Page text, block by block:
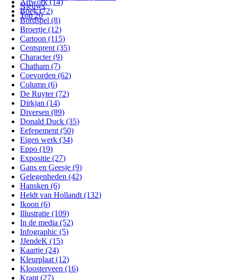
Nieuws
Top 20
Artwork (14)
Boek (72)
Bordspel (8)
Broertje (12)
Cartoon (115)
Centsprent (35)
Character (9)
Chatham (7)
Coevorden (62)
Column (6)
De Ruyter (72)
Dirkjan (14)
Diversen (89)
Donald Duck (35)
Eefenement (50)
Eigen werk (34)
Eppo (19)
Expositie (27)
Gans en Geesje (9)
Gelegenheden (42)
Hansken (6)
Heldt van Hollandt (132)
Ikoon (6)
Illustratie (109)
In de media (52)
Infographic (5)
JJendeK (15)
Kaartje (24)
Kleurplaat (12)
Kloosterveen (16)
Krant (27)